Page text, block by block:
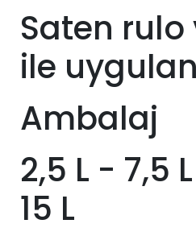
Saten rulo
ile
Ambalaj
2,5 L - 7,5
15 L